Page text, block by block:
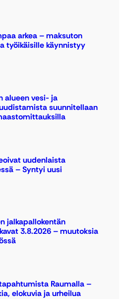
arkea – maksuton
työikäisille käynnistyy
alueen vesi- ja
suunnitellaan
uudenlaista
– Syntyi uusi
jalkapallokentän
3.8.2026 – muutoksia
Raumalla –
elokuvia ja urheilua